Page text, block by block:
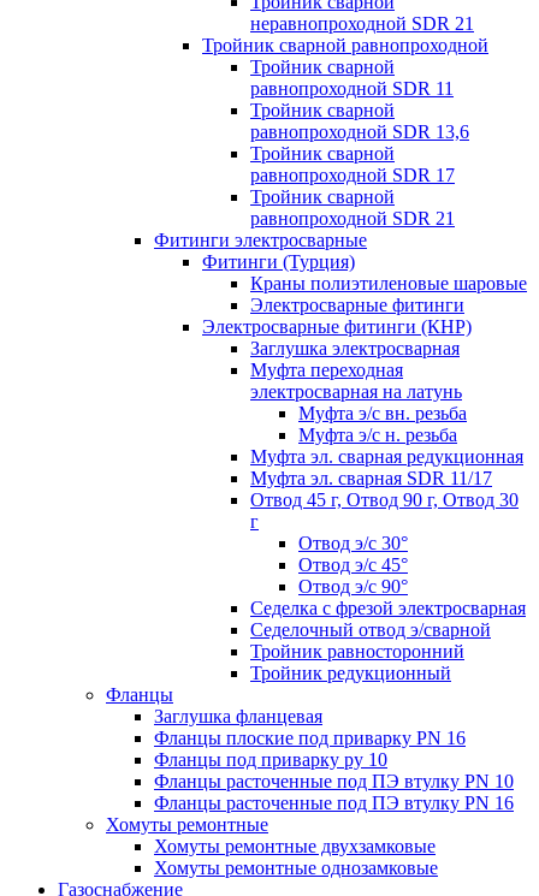
неравнопроходной SDR 21
Тройник сварной равнопроходной
Тройник сварной
равнопроходной SDR 11
Тройник сварной
равнопроходной SDR 13,6
Тройник сварной
равнопроходной SDR 17
Тройник сварной
равнопроходной SDR 21
Фитинги электросварные
Фитинги (Турция)
Краны полиэтиленовые шаровые
Электросварные фитинги
Электросварные фитинги (КНР)
Заглушка электросварная
Муфта переходная
электросварная на латунь
Муфта э/с вн. резьба
Муфта э/с н. резьба
Муфта эл. cварная редукционная
Муфта эл. сварная SDR 11/17
Отвод 45 г, Отвод 90 г, Отвод 30
г
Отвод э/с 30°
Отвод э/с 45°
Отвод э/с 90°
Седелка с фрезой электросварная
Седелочный отвод э/сварной
Тройник равносторонний
Тройник редукционный
Фланцы
Заглушка фланцевая
Фланцы плоские под приварку PN 16
Фланцы под приварку ру 10
Фланцы расточенные под ПЭ втулку PN 10
Фланцы расточенные под ПЭ втулку PN 16
Хомуты ремонтные
Хомуты ремонтные двухзамковые
Хомуты ремонтные однозамковые
Газоснабжение